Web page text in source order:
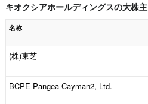
キオクシアホールディングスの大株主
名称
(株)東芝
BCPE Pangea Cayman2, Ltd.